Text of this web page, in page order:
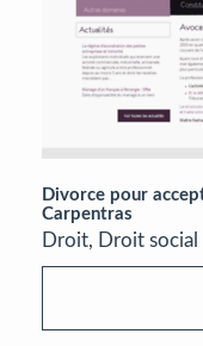
Divorce pour
Carpentras
Droit, Droit social